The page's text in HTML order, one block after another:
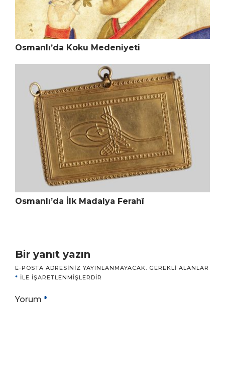
Osmanlı’da Koku Medeniyeti
Osmanlı’da İlk Madalya Ferahî
Bir yanıt yazın
E-POSTA ADRESINIZ YAYINLANMAYACAK. GEREKLI ALANLAR
* ILE IŞARETLENMIŞLERDIR
Yorum *